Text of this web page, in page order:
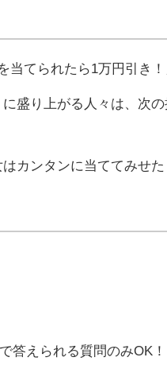
当てられたら1万円引き！
盛り上がる人々は、次
カンタンに当ててみせた
答えられる質問のみOK！